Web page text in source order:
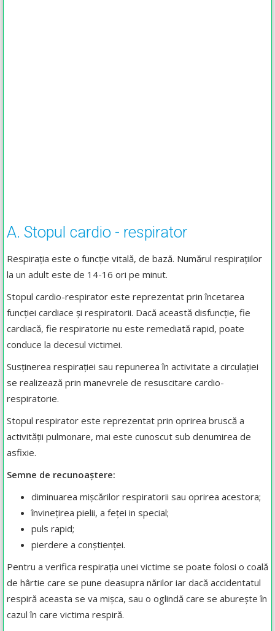
A. Stopul cardio - respirator
Respirația este o funcție vitală, de bază. Numărul respirațiilor
la un adult este de 14-16 ori pe minut.
Stopul cardio-respirator este reprezentat prin încetarea
funcţiei cardiace şi respiratorii. Dacă această disfuncţie, fie
cardiacă, fie respiratorie nu este remediată rapid, poate
conduce la decesul victimei.
Susținerea respirației sau repunerea în activitate a circulației
se realizează prin manevrele de resuscitare cardio-
respiratorie.
Stopul respirator este reprezentat prin oprirea bruscă a
activității pulmonare, mai este cunoscut sub denumirea de
asfixie.
Semne de recunoaștere:
diminuarea mișcărilor respiratorii sau oprirea acestora;
învinețirea pielii, a feței in special;
puls rapid;
pierdere a conștienței.
Pentru a verifica respirația unei victime se poate folosi o coală
de hârtie care se pune deasupra nărilor iar dacă accidentatul
respiră aceasta se va mișca, sau o oglindă care se aburește în
cazul în care victima respiră.